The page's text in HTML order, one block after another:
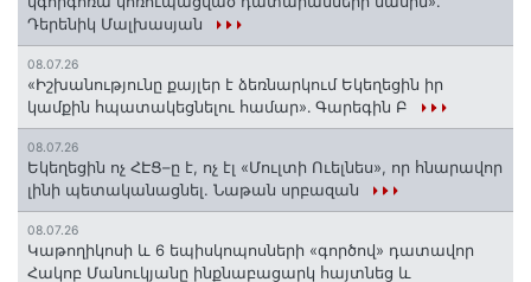
Դերենիկ Մալխասյան
08.07.26
«Իշխանությունը քայլեր է ձեռնարկում Եկեղեցին իր
կամքին հպատակեցնելու համար»․ Գարեգին Բ
08.07.26
Եկեղեցին ոչ ՀԷՑ–ը է, ոչ էլ «Մուլտի Ուելնես», որ հնարավոր
լինի պետականացնել. Նաթան սրբազան
08.07.26
️Կաթողիկոսի և 6 եպիսկոպոսների «գործով» դատավոր
Հակոբ Մանուկյանը ինքնաբացարկ հայտնեց և